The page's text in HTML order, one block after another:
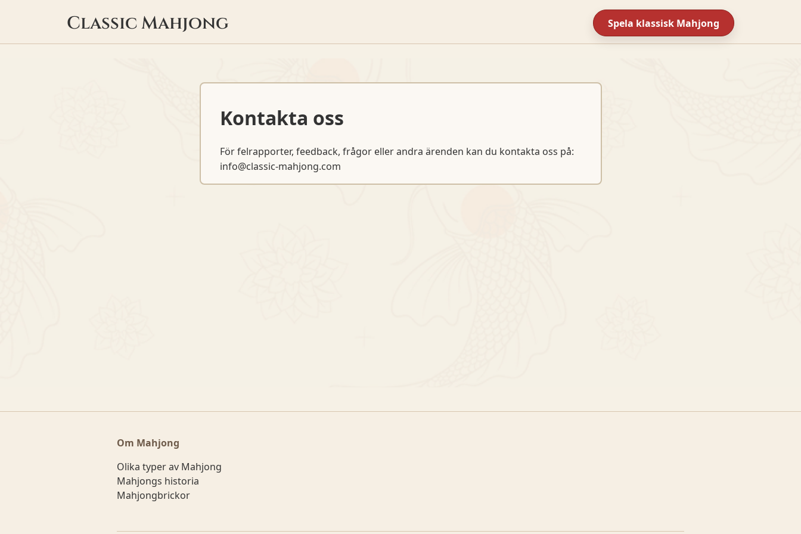
Classic Mahjong Spela klassisk Mahjong
Kontakta oss
För felrapporter, feedback, frågor eller andra ärenden kan du kontakta oss på:
info@classic-mahjong.com
Om Mahjong
Olika typer av Mahjong
Mahjongs historia
Mahjongbrickor